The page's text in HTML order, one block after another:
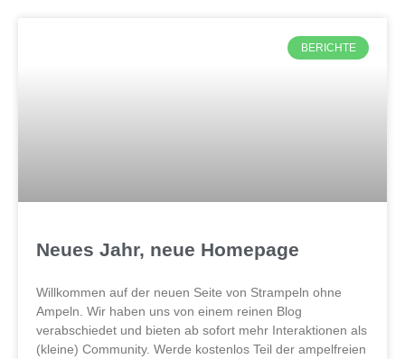
BERICHTE
Neues Jahr, neue Homepage
Willkommen auf der neuen Seite von Strampeln ohne
Ampeln. Wir haben uns von einem reinen Blog
verabschiedet und bieten ab sofort mehr Interaktionen als
(kleine) Community. Werde kostenlos Teil der ampelfreien